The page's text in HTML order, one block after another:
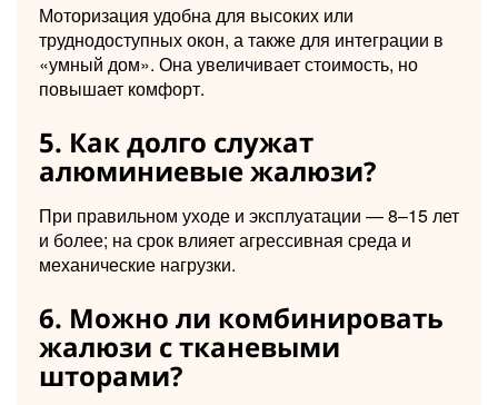
Моторизация удобна для высоких или
труднодоступных окон, а также для интеграции в
«умный дом». Она увеличивает стоимость, но
повышает комфорт.
5. Как долго служат
алюминиевые жалюзи?
При правильном уходе и эксплуатации — 8–15 лет
и более; на срок влияет агрессивная среда и
механические нагрузки.
6. Можно ли комбинировать
жалюзи с тканевыми
шторами?